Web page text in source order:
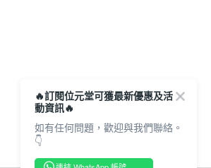
🔥訂閱位元堂可獲最新優惠及活
動資訊🔥
如有任何問題，歡迎與我們聯絡。
👇